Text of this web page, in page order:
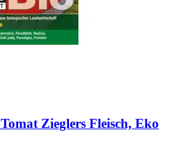
Tomat Zieglers Fleisch, Eko